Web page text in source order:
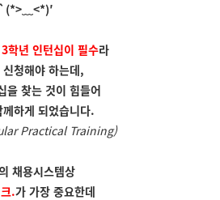
`(*>﹏<*)′
학년 인턴십이 필수라
신청해야 하는데,
을 찾는 것이 힘들어
하게 되었습니다.
Practical Training)
채용시스템상
.가 가장 중요한데